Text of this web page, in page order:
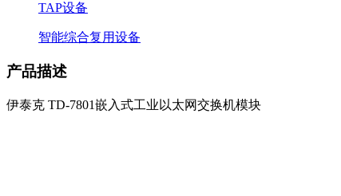
TAP设备
智能综合复用设备
产品描述
伊泰克 TD-7801嵌入式工业以太网交换机模块